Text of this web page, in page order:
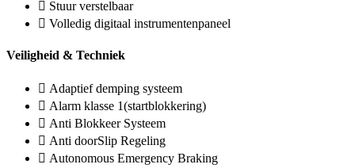
Stuur verstelbaar
Volledig digitaal instrumentenpaneel
Veiligheid & Techniek
Adaptief demping systeem
Alarm klasse 1(startblokkering)
Anti Blokkeer Systeem
Anti doorSlip Regeling
Autonomous Emergency Braking